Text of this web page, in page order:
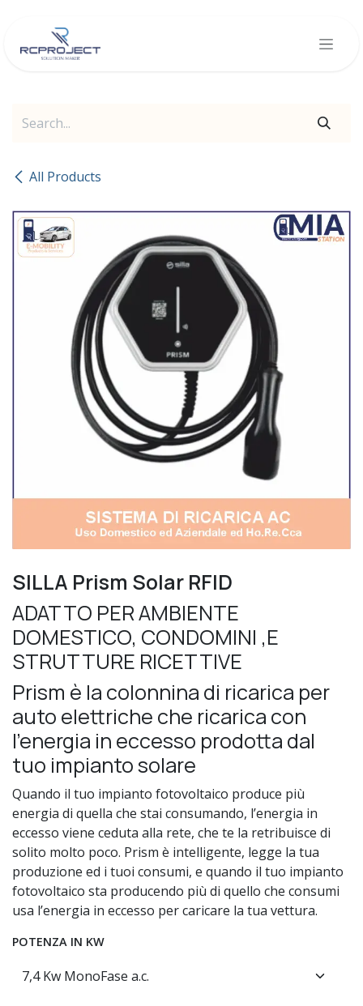
All Products
SILLA Prism Solar RFID
ADATTO PER AMBIENTE
DOMESTICO, CONDOMINI ,E
STRUTTURE RICETTIVE
Prism è la colonnina di ricarica per
auto elettriche che ricarica con
l’energia in eccesso prodotta dal
tuo impianto solare
Quando il tuo impianto fotovoltaico produce più
energia di quella che stai consumando, l’energia in
eccesso viene ceduta alla rete, che te la retribuisce di
solito molto poco. Prism è intelligente, legge la tua
produzione ed i tuoi consumi, e quando il tuo impianto
fotovoltaico sta producendo più di quello che consumi
usa l’energia in eccesso per caricare la tua vettura.
POTENZA IN KW